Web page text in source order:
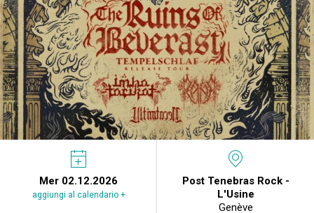
Mer 02.12.2026
aggiungi al calendario +
Post Tenebras Rock -
L'Usine
Genève